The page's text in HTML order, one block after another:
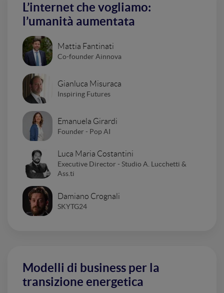
L’internet che vogliamo:
l’umanità aumentata
Mattia Fantinati
Co-founder Ainnova
Gianluca Misuraca
Inspiring Futures
Emanuela Girardi
Founder - Pop AI
Luca Maria Costantini
Executive Director - Studio A. Lucchetti &
Ass.ti
Damiano Crognali
SKYTG24
Modelli di business per la
transizione energetica